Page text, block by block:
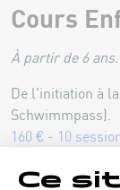
Cours
À partir de 6 ans.
De l'initiation à
Schwimmpass).
160 € - 10
HORAIRES ET